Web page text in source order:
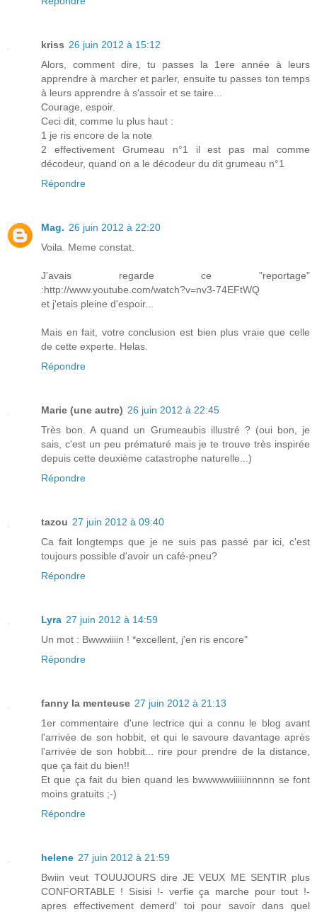
kriss 26 juin 2012 à 15:12
Alors, comment dire, tu passes la 1ere année à leurs
apprendre à marcher et parler, ensuite tu passes ton temps
à leurs apprendre à s'assoir et se taire...
Courage, espoir.
Ceci dit, comme lu plus haut :
1 je ris encore de la note
2 effectivement Grumeau n°1 il est pas mal comme
décodeur, quand on a le décodeur du dit grumeau n°1
Répondre
Mag. 26 juin 2012 à 22:20
Voila. Meme constat.
J'avais regarde ce "reportage"
:http://www.youtube.com/watch?v=nv3-74EFtWQ
et j'etais pleine d'espoir...
Mais en fait, votre conclusion est bien plus vraie que celle
de cette experte. Helas.
Répondre
Marie (une autre) 26 juin 2012 à 22:45
Très bon. A quand un Grumeaubis illustré ? (oui bon, je
sais, c'est un peu prématuré mais je te trouve très inspirée
depuis cette deuxième catastrophe naturelle...)
Répondre
tazou 27 juin 2012 à 09:40
Ca fait longtemps que je ne suis pas passé par ici, c'est
toujours possible d'avoir un café-pneu?
Répondre
Lyra 27 juin 2012 à 14:59
Un mot : Bwwwiiiin ! *excellent, j'en ris encore"
Répondre
fanny la menteuse 27 juin 2012 à 21:13
1er commentaire d'une lectrice qui a connu le blog avant
l'arrivée de son hobbit, et qui le savoure davantage après
l'arrivée de son hobbit... rire pour prendre de la distance,
que ça fait du bien!!
Et que ça fait du bien quand les bwwwwwiiiiiinnnnn se font
moins gratuits ;-)
Répondre
helene 27 juin 2012 à 21:59
Bwiin veut TOUUJOURS dire JE VEUX ME SENTIR plus
CONFORTABLE ! Sisisi !- verfie ça marche pour tout !-
apres effectivement demerd' toi pour savoir dans quel